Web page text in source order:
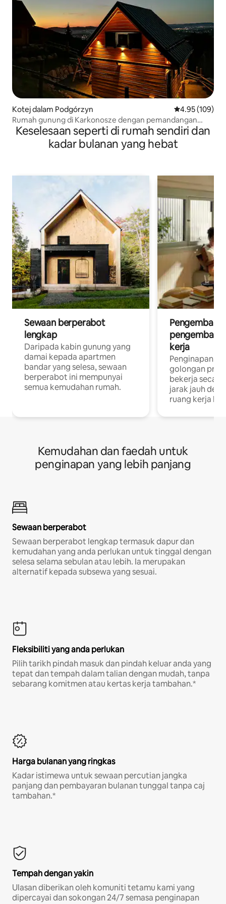
Kotej dalam Podgórzyn Penarafan
4.95 (109)
Rumah gunung di Karkonosze dengan pemandangan
yang indah
Keselesaan seperti di rumah sendiri dan
kadar bulanan yang hebat
Sewaan berperabot
lengkap
Daripada kabin gunung yang
damai kepada apartmen
bandar yang selesa, sewaan
berperabot ini mempunyai
semua kemudahan rumah.
Pengembara
pengembara
kerja
Penginapan
golongan
bekerja
jarak jauh
ruang kerja
Kemudahan dan faedah untuk
penginapan yang lebih panjang
Sewaan berperabot
Sewaan berperabot lengkap termasuk dapur dan
kemudahan yang anda perlukan untuk tinggal dengan
selesa selama sebulan atau lebih. Ia merupakan
alternatif kepada subsewa yang sesuai.
Fleksibiliti yang anda perlukan
Pilih tarikh pindah masuk dan pindah keluar anda yang
tepat dan tempah dalam talian dengan mudah, tanpa
sebarang komitmen atau kertas kerja tambahan.*
Harga bulanan yang ringkas
Kadar istimewa untuk sewaan percutian jangka
panjang dan pembayaran bulanan tunggal tanpa caj
tambahan.*
Tempah dengan yakin
Ulasan diberikan oleh komuniti tetamu kami yang
dipercayai dan sokongan 24/7 semasa penginapan